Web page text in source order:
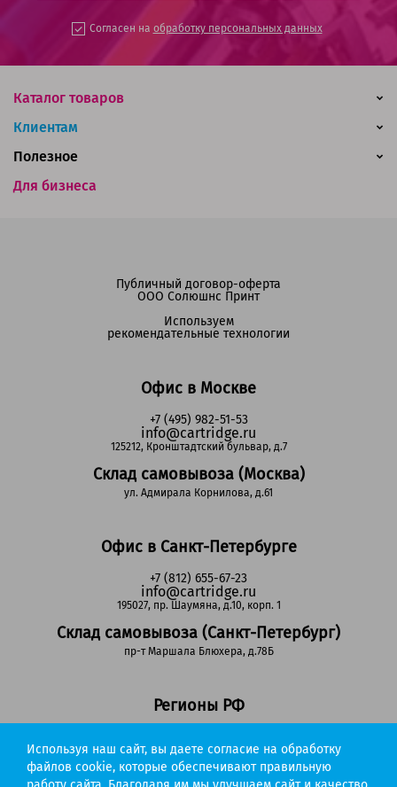
Согласен на обработку персональных данных
Каталог товаров
Клиентам
Для бизнеса
Полезное
Офис в Москве
+7 (495) 982-51-53
info@cartridge.ru
125212, Кронштадтский бульвар, д.7
Склад самовывоза (Москва)
ул. Адмирала Корнилова, д.61
Офис в Санкт-Петербурге
+7 (812) 655-67-23
info@cartridge.ru
195027, пр. Шаумяна, д.10, корп. 1
Склад самовывоза (Санкт-Петербург)
пр-т Маршала Блюхера, д.78Б
Регионы РФ
(звонок бесплатный)
info@cartridge.ru
Публичный договор-оферта
ООО Солюшнс Принт
Используем
рекомендательные технологии
Используя наш сайт, вы даете согласие на обработку
файлов cookie, которые обеспечивают правильную